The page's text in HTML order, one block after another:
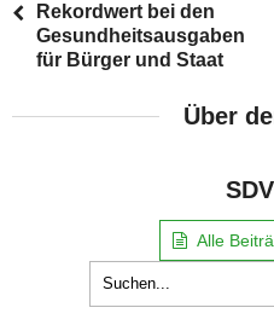
Rekordwert bei den
Gesundheitsausgaben
für Bürger und Staat
Über
Alle